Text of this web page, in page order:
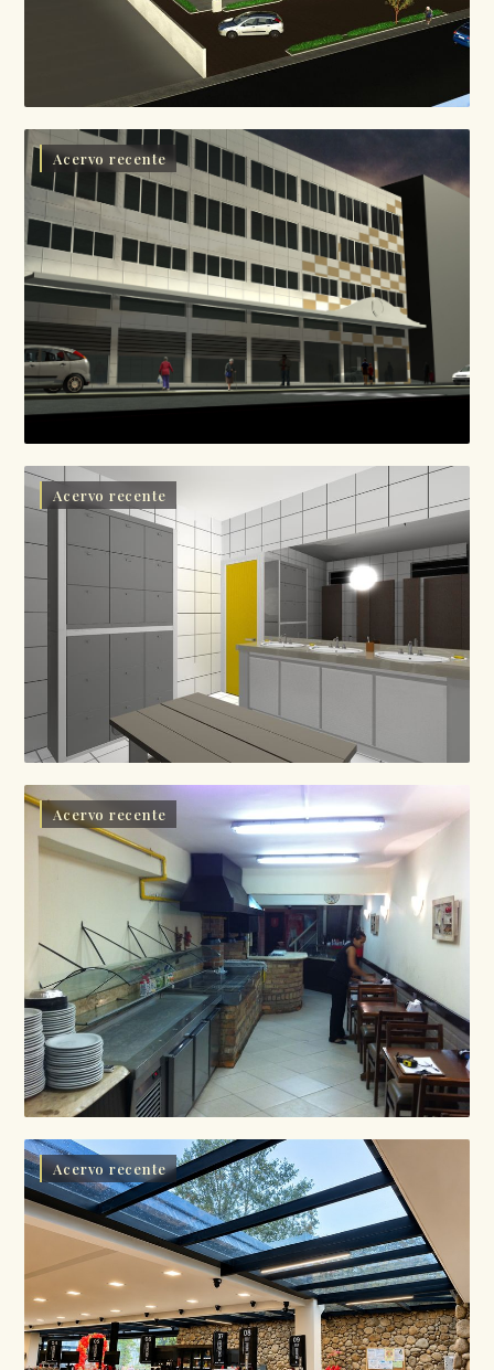
Acervo recente
Acervo recente
Acervo recente
Acervo recente